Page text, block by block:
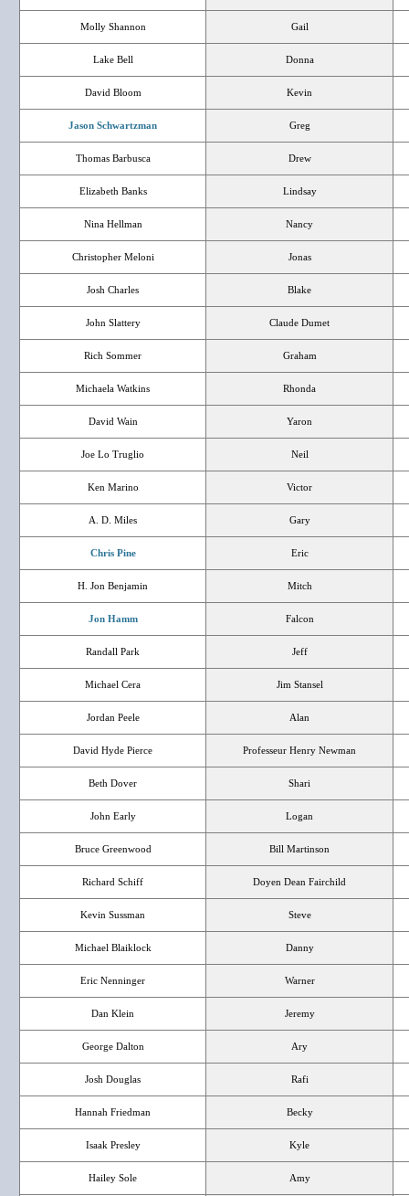
Molly Shannon Gail
Lake Bell Donna
David Bloom Kevin
Jason Schwartzman Greg
Thomas Barbusca Drew
Elizabeth Banks Lindsay
Nina Hellman Nancy
Christopher Meloni Jonas
Josh Charles Blake
John Slattery Claude Dumet
Rich Sommer Graham
Michaela Watkins Rhonda
David Wain Yaron
Joe Lo Truglio Neil
Ken Marino Victor
A. D. Miles Gary
Chris Pine Eric
H. Jon Benjamin Mitch
Jon Hamm Falcon
Randall Park Jeff
Michael Cera Jim Stansel
Jordan Peele Alan
David Hyde Pierce Professeur Henry Newman
Beth Dover Shari
John Early Logan
Bruce Greenwood Bill Martinson
Richard Schiff Doyen Dean Fairchild
Kevin Sussman Steve
Michael Blaiklock Danny
Eric Nenninger Warner
Dan Klein Jeremy
George Dalton Ary
Josh Douglas Rafi
Hannah Friedman Becky
Isaak Presley Kyle
Hailey Sole Amy